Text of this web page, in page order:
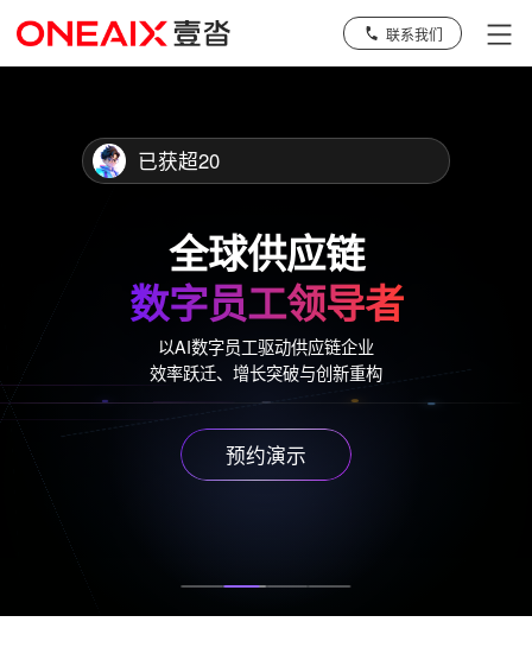
联系我们
已获超2000
全球供应链
数字员工领导者
以AI数字员工驱动供应链企业
效率跃迁、增长突破与创新重构
预约演示